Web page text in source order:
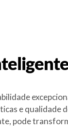
e qualidade
pode